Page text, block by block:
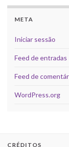
META
Iniciar sessão
Feed de entradas
Feed de
WordPress.org
CRÉDITOS